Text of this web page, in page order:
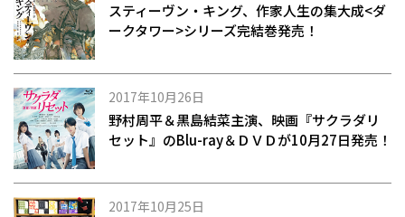
スティーヴン・キング、作家人生の集大成<ダ
ークタワー>シリーズ完結巻発売！
2017年10月26日
野村周平＆黒島結菜主演、映画『サクラダリ
セット』のBlu-ray＆ＤＶＤが10月27日発売！
2017年10月25日